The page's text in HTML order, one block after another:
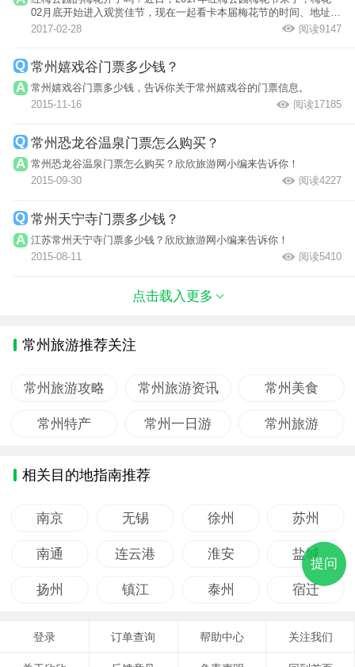
02月底开始进入观赏佳节，现在一起看卡本届梅花节的时间、地址、
门票等信息吧...
2017-02-28 阅读9147
常州嬉戏谷门票多少钱？
常州嬉戏谷门票多少钱，告诉你关于常州嬉戏谷的门票信息。
2015-11-16
阅读17185
常州恐龙谷温泉门票怎么购买？
常州恐龙谷温泉门票怎么购买？欣欣旅游网小编来告诉你！
2015-09-30
阅读4227
常州天宁寺门票多少钱？
江苏常州天宁寺门票多少钱？欣欣旅游网小编来告诉你！
2015-08-11
阅读5410
点击载入更多
常州旅游推荐关注
常州旅游攻略 常州旅游资讯 常州美食
常州特产 常州一日游 常州旅游
相关目的地指南推荐
南京 无锡 徐州 苏州
南通 连云港 淮安 盐城
扬州 镇江 泰州 宿迁
提问
登录 订单查询 帮助中心 关注我们